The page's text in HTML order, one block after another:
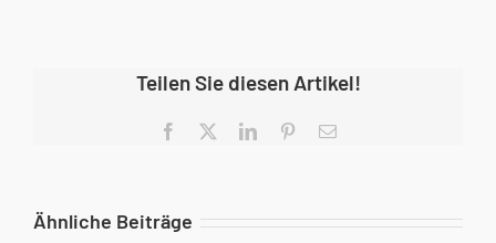
Teilen Sie diesen Artikel!
Facebook LinkedInPinterest
E-
Ähnliche Beiträge